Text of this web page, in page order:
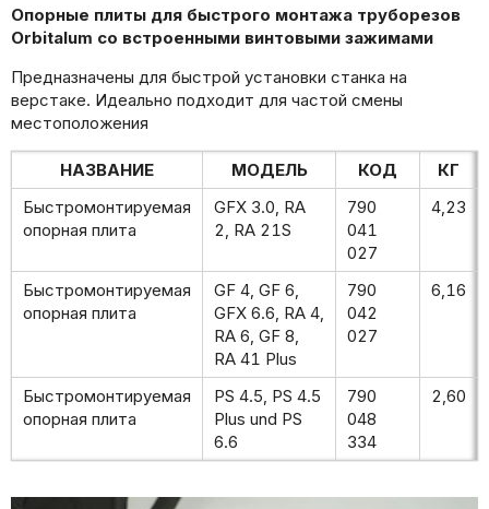
Опорные плиты для быстрого монтажа труборезов
Orbitalum со встроенными винтовыми зажимами
Предназначены для быстрой установки станка на
верстаке. Идеально подходит для частой смены
местоположения
НАЗВАНИЕ МОДЕЛЬ КОД
КГ
Быстромонтируемая
опорная плита
GFX 3.0, RA
2, RA 21S
790
041
027
4,23
Быстромонтируемая
опорная плита
GF 4, GF 6,
GFX 6.6, RA 4,
RA 6, GF 8,
RA 41 Plus
790
042
027
6,16
Быстромонтируемая
опорная плита
PS 4.5, PS 4.5
Plus und PS
6.6
790
048
334
2,60